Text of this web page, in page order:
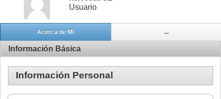
Usuario
Acerca de Mí ...
Información Básica
Información Personal